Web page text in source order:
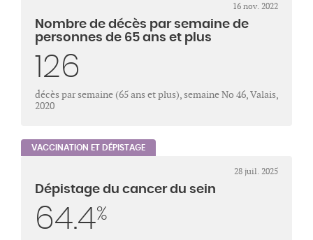
16 nov. 2022
Nombre de décès par semaine de
personnes de 65 ans et plus
126
décès par semaine (65 ans et plus), semaine No 46, Valais,
2020
VACCINATION ET DÉPISTAGE
28 juil. 2025
Dépistage du cancer du sein
64.4%